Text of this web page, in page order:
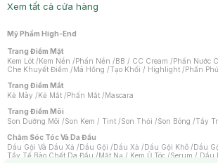
Xem tất cả cửa hàng
Mỹ Phẩm High-End
Trang Điểm Mặt
Kem Lót /Kem Nền /Phấn Nền /BB / CC Cream /Phấn Nước
Che Khuyết Điểm /Má Hồng /Tạo Khối / Highlight /Phấn Phủ
Trang Điểm Mắt
Kẻ Mày /Kẻ Mắt /Phấn Mắt /Mascara
Trang Điểm Môi
Son Dưỡng Môi /Son Kem / Tint /Son Thỏi /Son Bóng /Tẩy
Chăm Sóc Tóc Và Da Đầu
Dầu Gội Và Dầu Xả /Dầu Gội /Dầu Xả /Dầu Gội Khô /Dầu
Tẩy Tế Bào Chết Da Đầu /Mặt Nạ / Kem Ủ Tóc /Serum / Dầu